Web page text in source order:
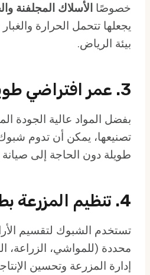
خصوصًا الأسلاك المجلفنة
يجعلها تتحمل الحرارة
بيئة الرياض.
3. عمر افتراضي
بفضل المواد عالية الجودة
تصنيعها، يمكن أن تدوم
طويلة دون الحاجة إلى
4. تنظيم المزرعة
تستخدم الشبوك لتقسيم
محددة (للمواشي، الزراعة،
إدارة المزرعة وتحسين